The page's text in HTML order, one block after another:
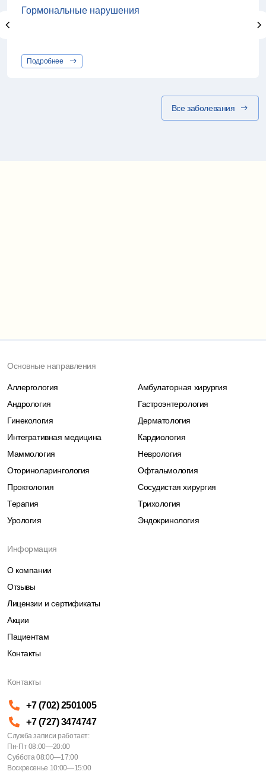
Гормональные нарушения
Подробнее
Все заболевания
Основные направления
Аллергология
Амбулаторная хирургия
Андрология
Гастроэнтерология
Гинекология
Дерматология
Интегративная медицина
Кардиология
Маммология
Неврология
Оториноларингология
Офтальмология
Проктология
Сосудистая хирургия
Терапия
Трихология
Урология
Эндокринология
Информация
О компании
Отзывы
Лицензии и сертификаты
Акции
Пациентам
Контакты
Контакты
+7 (702) 2501005
+7 (727) 3474747
Служба записи работает:
Пн-Пт 08:00—20:00
Суббота 08:00—17:00
Воскресенье 10:00—15:00